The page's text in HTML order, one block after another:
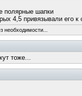
полярные шапки
4,5 привязывали его к
необходимости...
тоже...